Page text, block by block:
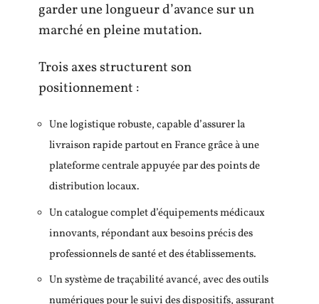
garder une longueur d’avance sur un
marché en pleine mutation.
Trois axes structurent son
positionnement :
Une logistique robuste, capable d’assurer la
livraison rapide partout en France grâce à une
plateforme centrale appuyée par des points de
distribution locaux.
Un catalogue complet d’équipements médicaux
innovants, répondant aux besoins précis des
professionnels de santé et des établissements.
Un système de traçabilité avancé, avec des outils
numériques pour le suivi des dispositifs, assurant